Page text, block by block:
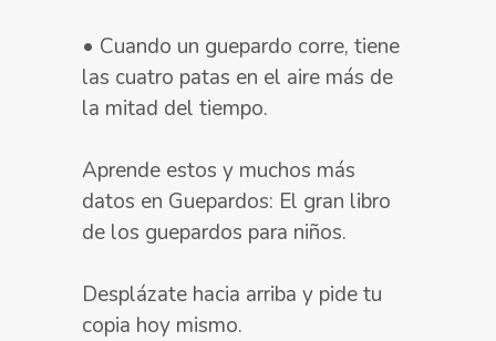
• Cuando un guepardo corre, tiene
las cuatro patas en el aire más de
la mitad del tiempo.
Aprende estos y muchos más
datos en Guepardos: El gran libro
de los guepardos para niños.
Desplázate hacia arriba y pide tu
copia hoy mismo.